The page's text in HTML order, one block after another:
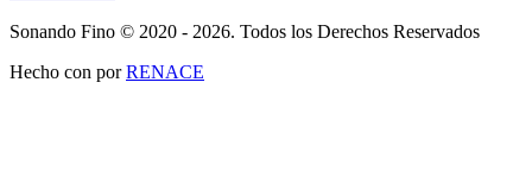
Sonando Fino © 2020 - 2026. Todos los Derechos Reservados
Hecho con porRENACE